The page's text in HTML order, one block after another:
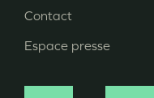
Contact
Espace presse